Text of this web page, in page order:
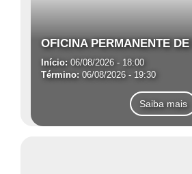
OFICINA PERMANENTE
Início: 06/08/2026 - 18:00
Término: 06/08/2026 - 19:30
Saiba mais